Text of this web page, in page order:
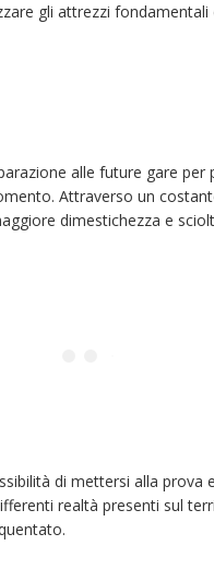
gli attrezzi
alle future gare
Attraverso un
dimestichezza e
di mettersi alla
realtà presenti sul